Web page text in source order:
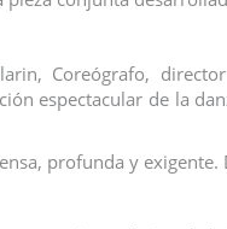
Coreógrafo,
espectacular de la
profunda y